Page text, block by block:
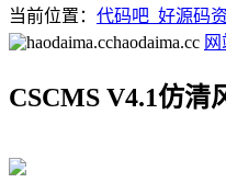
当前位置： 代码吧_好源码
haodaima.cc
CSCMS V4.1仿